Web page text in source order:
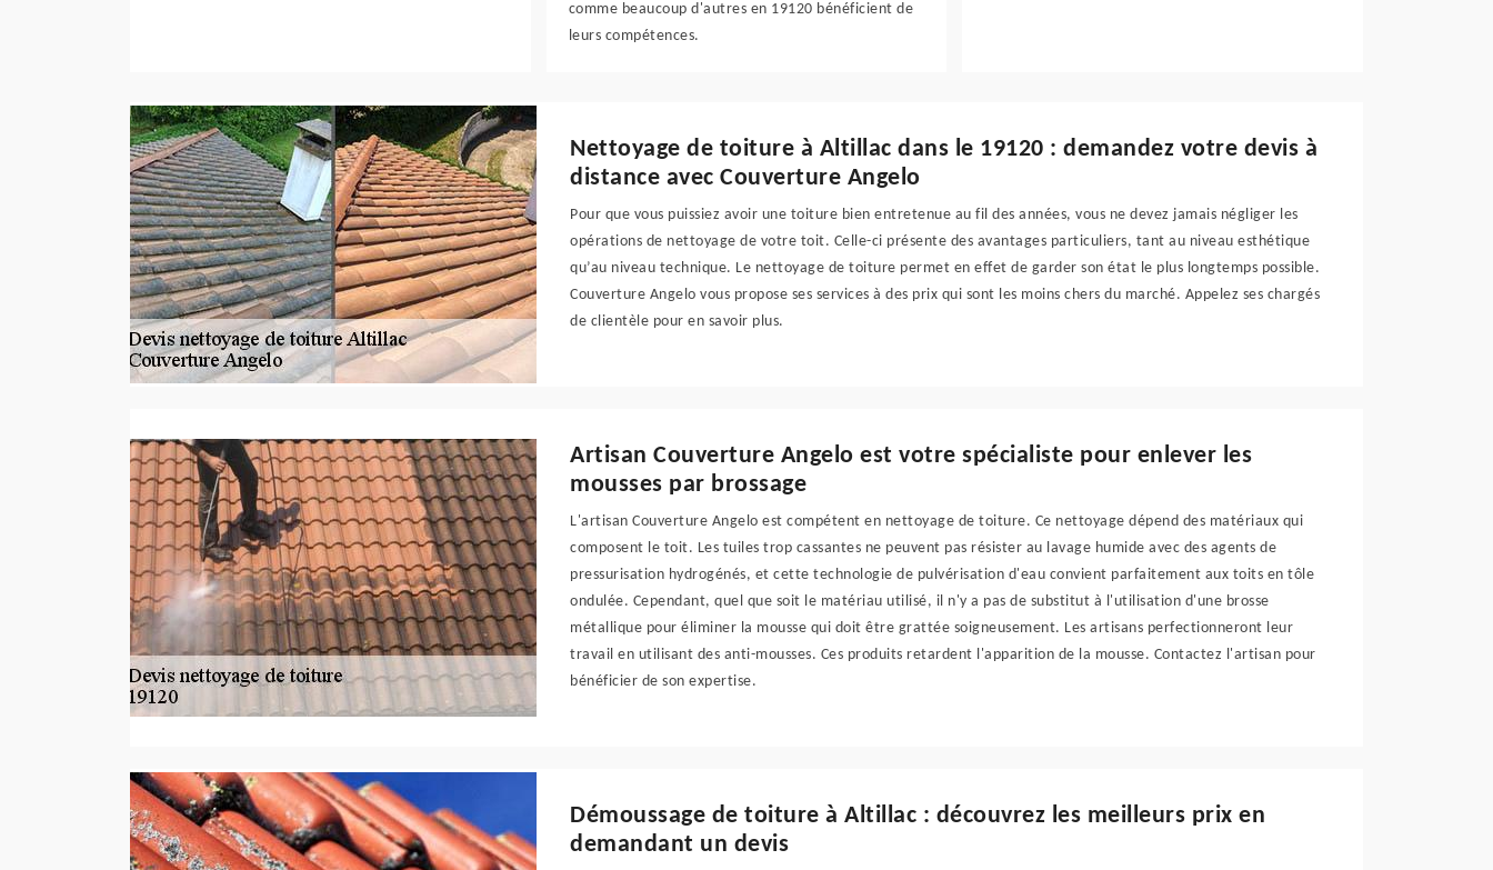
comme beaucoup d'autres en 19120 bénéficient de
leurs compétences.
Nettoyage de toiture à Altillac dans le 19120 : demandez votre devis à
distance avec Couverture Angelo
Pour que vous puissiez avoir une toiture bien entretenue au fil des années, vous ne devez jamais négliger les
opérations de nettoyage de votre toit. Celle-ci présente des avantages particuliers, tant au niveau esthétique
qu’au niveau technique. Le nettoyage de toiture permet en effet de garder son état le plus longtemps possible.
Couverture Angelo vous propose ses services à des prix qui sont les moins chers du marché. Appelez ses chargés
de clientèle pour en savoir plus.
Artisan Couverture Angelo est votre spécialiste pour enlever les
mousses par brossage
L'artisan Couverture Angelo est compétent en nettoyage de toiture. Ce nettoyage dépend des matériaux qui
composent le toit. Les tuiles trop cassantes ne peuvent pas résister au lavage humide avec des agents de
pressurisation hydrogénés, et cette technologie de pulvérisation d'eau convient parfaitement aux toits en tôle
ondulée. Cependant, quel que soit le matériau utilisé, il n'y a pas de substitut à l'utilisation d'une brosse
métallique pour éliminer la mousse qui doit être grattée soigneusement. Les artisans perfectionneront leur
travail en utilisant des anti-mousses. Ces produits retardent l'apparition de la mousse. Contactez l'artisan pour
bénéficier de son expertise.
Démoussage de toiture à Altillac : découvrez les meilleurs prix en
demandant un devis